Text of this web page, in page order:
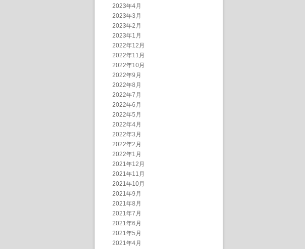
2023年4月
2023年3月
2023年2月
2023年1月
2022年12月
2022年11月
2022年10月
2022年9月
2022年8月
2022年7月
2022年6月
2022年5月
2022年4月
2022年3月
2022年2月
2022年1月
2021年12月
2021年11月
2021年10月
2021年9月
2021年8月
2021年7月
2021年6月
2021年5月
2021年4月